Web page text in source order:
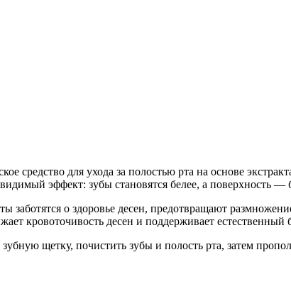
средство для ухода за полостью рта на основе
эффект: зубы становятся белее, а поверхность —
заботятся о здоровье десен, предотвращают
кровоточивость десен и поддерживает естественный
щетку, почистить зубы и полость рта, затем